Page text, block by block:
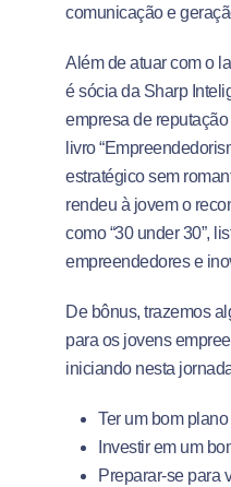
comunicaçãoe
Além de atuar com o
é sócia da Sharp
empresa de
livro
estratégico sem
rendeu à jovem o
como “30 under 30”,
empreendedores e
De bônus, trazemos
para os jovens
iniciando nesta
Ter um bom
Investir em um
Preparar-se para